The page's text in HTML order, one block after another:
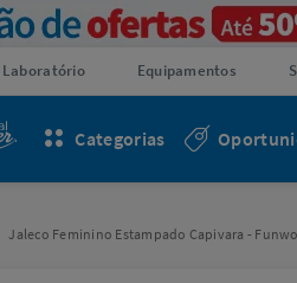
Laboratório Equipamentos
Categorias
Jaleco Feminino Estampado Capivara -